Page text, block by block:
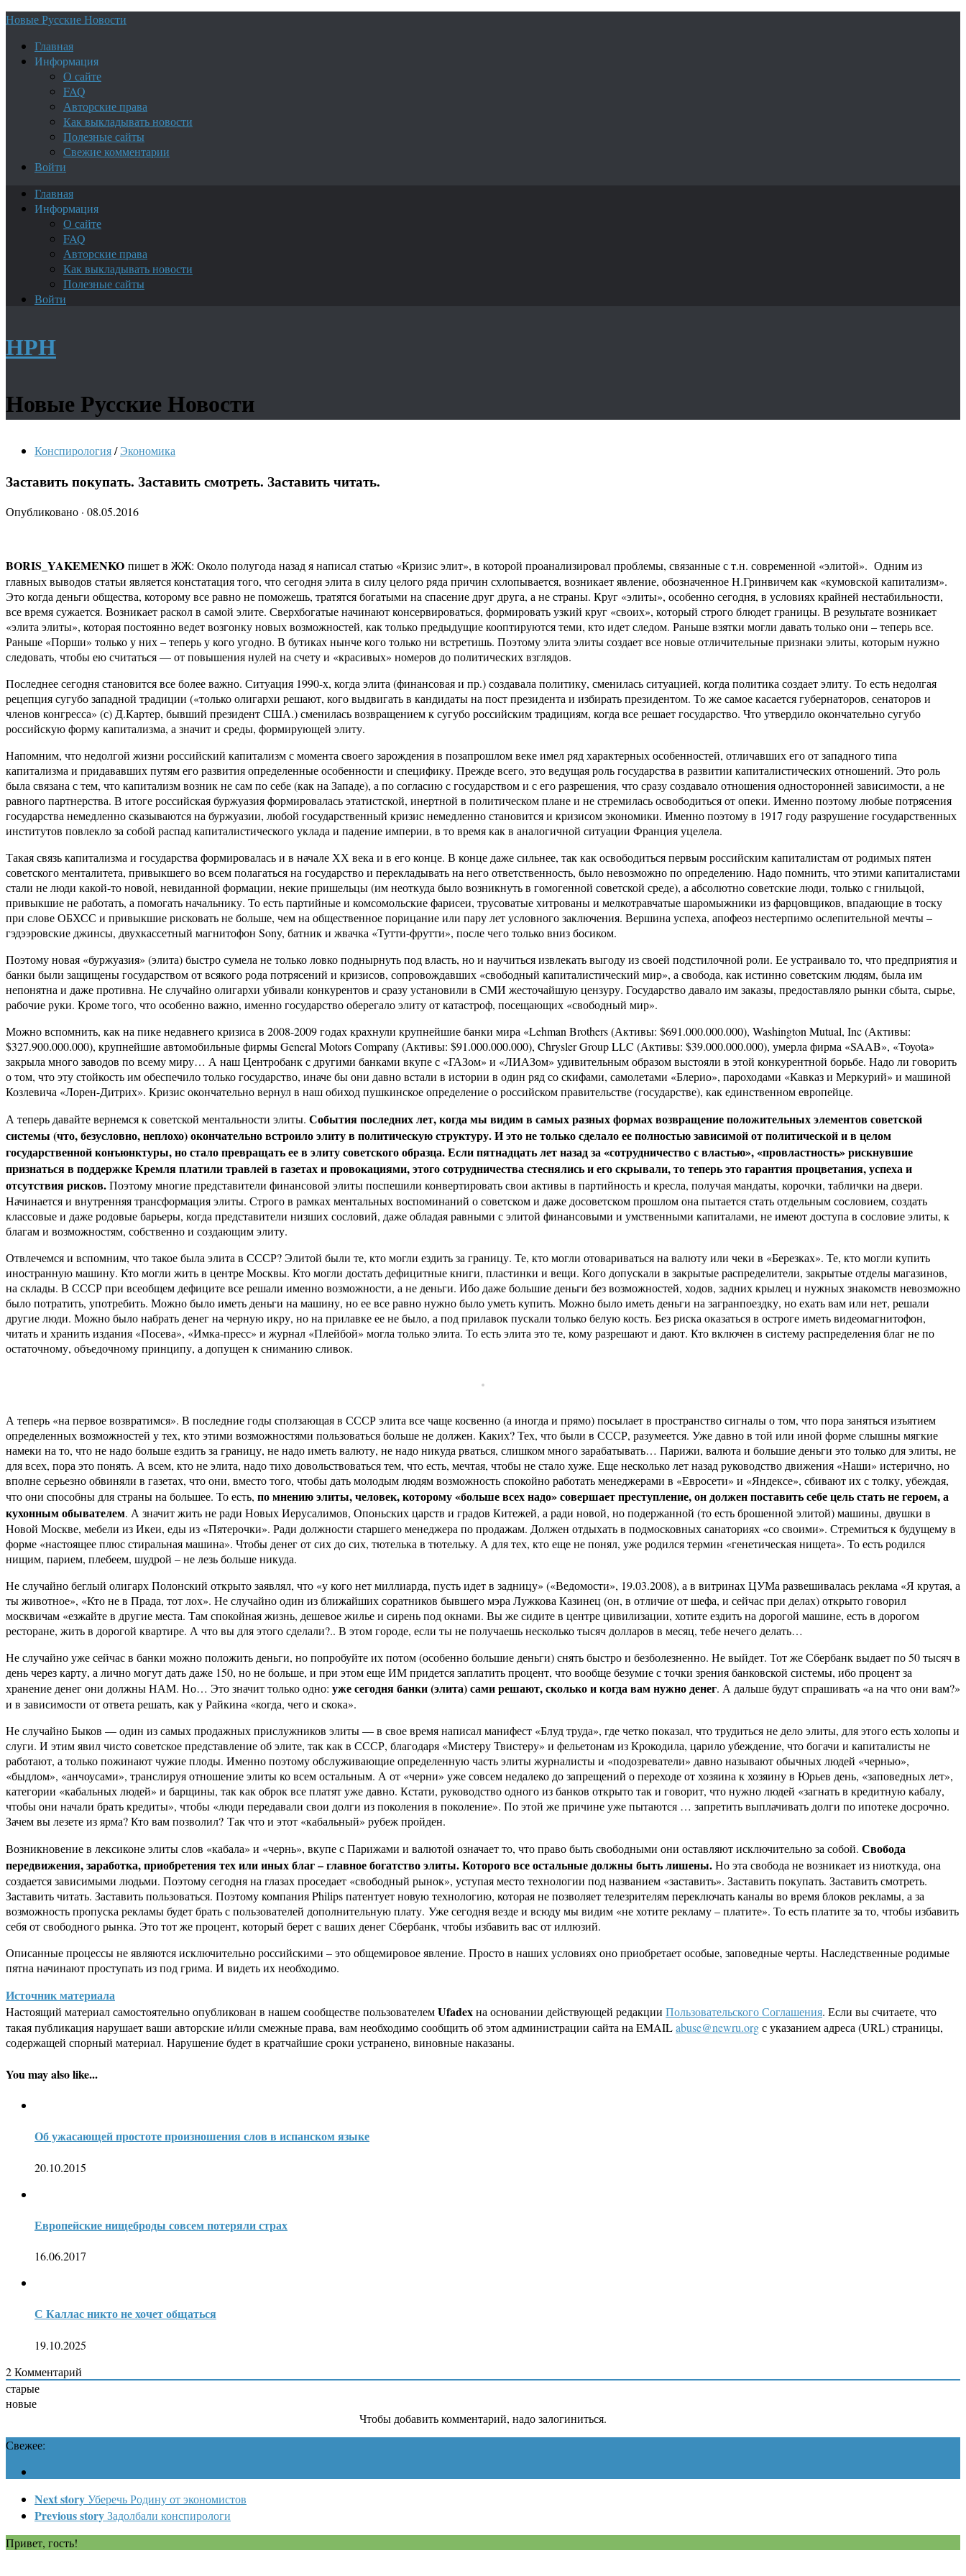
Новые Русские Новости
Главная
Информация
О сайте
FAQ
Авторские права
Как выкладывать новости
Полезные сайты
Свежие комментарии
Войти
Главная
Информация
О сайте
FAQ
Авторские права
Как выкладывать новости
Полезные сайты
Войти
НРН
Новые Русские Новости
Конспирология/ Экономика
Заставить покупать. Заставить смотреть. Заставить читать.
Опубликовано · 08.05.2016
BORIS_YAKEMENKO пишет в ЖЖ: Около полугода назад я написал статью «Кризис элит», в которой проанализировал проблемы, связанные с т.н. современной «элитой». Одним из
главных выводов статьи является констатация того, что сегодня элита в силу целого ряда причин схлопывается, возникает явление, обозначенное Н.Гринвичем как «кумовской капитализм».
Это когда деньги общества, которому все равно не поможешь, тратятся богатыми на спасение друг друга, а не страны. Круг «элиты», особенно сегодня, в условиях крайней нестабильности,
все время сужается. Возникает раскол в самой элите. Сверхбогатые начинают консервироваться, формировать узкий круг «своих», который строго блюдет границы. В результате возникает
«элита элиты», которая постоянно ведет возгонку новых возможностей, как только предыдущие кооптируются теми, кто идет следом. Раньше взятки могли давать только они – теперь все.
Раньше «Порши» только у них – теперь у кого угодно. В бутиках нынче кого только ни встретишь. Поэтому элита элиты создает все новые отличительные признаки элиты, которым нужно
следовать, чтобы ею считаться — от повышения нулей на счету и «красивых» номеров до политических взглядов.
Последнее сегодня становится все более важно. Ситуация 1990-х, когда элита (финансовая и пр.) создавала политику, сменилась ситуацией, когда политика создает элиту. То есть недолгая
рецепция сугубо западной традиции («только олигархи решают, кого выдвигать в кандидаты на пост президента и избирать президентом. То же самое касается губернаторов, сенаторов и
членов конгресса» (с) Д.Картер, бывший президент США.) сменилась возвращением к сугубо российским традициям, когда все решает государство. Что утвердило окончательно сугубо
российскую форму капитализма, а значит и среды, формирующей элиту.
Напомним, что недолгой жизни российский капитализм с момента своего зарождения в позапрошлом веке имел ряд характерных особенностей, отличавших его от западного типа
капитализма и придававших путям его развития определенные особенности и специфику. Прежде всего, это ведущая роль государства в развитии капиталистических отношений. Это роль
была связана с тем, что капитализм возник не сам по себе (как на Западе), а по согласию с государством и с его разрешения, что сразу создавало отношения односторонней зависимости, а не
равного партнерства. В итоге российская буржуазия формировалась этатистской, инертной в политическом плане и не стремилась освободиться от опеки. Именно поэтому любые потрясения
государства немедленно сказываются на буржуазии, любой государственный кризис немедленно становится и кризисом экономики. Именно поэтому в 1917 году разрушение государственных
институтов повлекло за собой распад капиталистического уклада и падение империи, в то время как в аналогичной ситуации Франция уцелела.
Такая связь капитализма и государства формировалась и в начале ХХ века и в его конце. В конце даже сильнее, так как освободиться первым российским капиталистам от родимых пятен
советского менталитета, привыкшего во всем полагаться на государство и перекладывать на него ответственность, было невозможно по определению. Надо помнить, что этими капиталистами
стали не люди какой-то новой, невиданной формации, некие пришельцы (им неоткуда было возникнуть в гомогенной советской среде), а абсолютно советские люди, только с гнильцой,
привыкшие не работать, а помогать начальнику. То есть партийные и комсомольские фарисеи, трусоватые хитрованы и мелкотравчатые шаромыжники из фарцовщиков, впадающие в тоску
при слове ОБХСС и привыкшие рисковать не больше, чем на общественное порицание или пару лет условного заключения. Вершина успеха, апофеоз нестерпимо ослепительной мечты –
гэдээровские джинсы, двухкассетный магнитофон Sony, батник и жвачка «Тутти-фрутти», после чего только вниз босиком.
Поэтому новая «буржуазия» (элита) быстро сумела не только ловко поднырнуть под власть, но и научиться извлекать выгоду из своей подстилочной роли. Ее устраивало то, что предприятия и
банки были защищены государством от всякого рода потрясений и кризисов, сопровождавших «свободный капиталистический мир», а свобода, как истинно советским людям, была им
непонятна и даже противна. Не случайно олигархи убивали конкурентов и сразу установили в СМИ жесточайшую цензуру. Государство давало им заказы, предоставляло рынки сбыта, сырье,
рабочие руки. Кроме того, что особенно важно, именно государство оберегало элиту от катастроф, посещающих «свободный мир».
Можно вспомнить, как на пике недавнего кризиса в 2008-2009 годах крахнули крупнейшие банки мира «Lehman Brothers (Активы: $691.000.000.000), Washington Mutual, Inc (Активы:
$327.900.000.000), крупнейшие автомобильные фирмы General Motors Company (Активы: $91.000.000.000), Chrysler Group LLC (Активы: $39.000.000.000), умерла фирма «SAAB», «Toyota»
закрыла много заводов по всему миру… А наш Центробанк с другими банками вкупе с «ГАЗом» и «ЛИАЗом» удивительным образом выстояли в этой конкурентной борьбе. Надо ли говорить
о том, что эту стойкость им обеспечило только государство, иначе бы они давно встали в истории в один ряд со скифами, самолетами «Блерио», пароходами «Кавказ и Меркурий» и машиной
Козлевича «Лорен-Дитрих». Кризис окончательно вернул в наш обиход пушкинское определение о российском правительстве (государстве), как единственном европейце.
А теперь давайте вернемся к советской ментальности элиты. События последних лет, когда мы видим в самых разных формах возвращение положительных элементов советской
системы (что, безусловно, неплохо) окончательно встроило элиту в политическую структуру. И это не только сделало ее полностью зависимой от политической и в целом
государственной конъюнктуры, но стало превращать ее в элиту советского образца. Если пятнадцать лет назад за «сотрудничество с властью», «провластность» рискнувшие
признаться в поддержке Кремля платили травлей в газетах и провокациями, этого сотрудничества стеснялись и его скрывали, то теперь это гарантия процветания, успеха и
отсутствия рисков.Поэтому многие представители финансовой элиты поспешили конвертировать свои активы в партийность и кресла, получая мандаты, корочки, таблички на двери.
Начинается и внутренняя трансформация элиты. Строго в рамках ментальных воспоминаний о советском и даже досоветском прошлом она пытается стать отдельным сословием, создать
классовые и даже родовые барьеры, когда представители низших сословий, даже обладая равными с элитой финансовыми и умственными капиталами, не имеют доступа в сословие элиты, к
благам и возможностям, собственно и создающим элиту.
Отвлечемся и вспомним, что такое была элита в СССР? Элитой были те, кто могли ездить за границу. Те, кто могли отовариваться на валюту или чеки в «Березках». Те, кто могли купить
иностранную машину. Кто могли жить в центре Москвы. Кто могли достать дефицитные книги, пластинки и вещи. Кого допускали в закрытые распределители, закрытые отделы магазинов,
на склады. В СССР при всеобщем дефиците все решали именно возможности, а не деньги. Ибо даже большие деньги без возможностей, ходов, задних крылец и нужных знакомств невозможно
было потратить, употребить. Можно было иметь деньги на машину, но ее все равно нужно было уметь купить. Можно было иметь деньги на загранпоездку, но ехать вам или нет, решали
другие люди. Можно было набрать денег на черную икру, но на прилавке ее не было, а под прилавок пускали только белую кость. Без риска оказаться в остроге иметь видеомагнитофон,
читать и хранить издания «Посева», «Имка-пресс» и журнал «Плейбой» могла только элита. То есть элита это те, кому разрешают и дают. Кто включен в систему распределения благ не по
остаточному, объедочному принципу, а допущен к сниманию сливок.
А теперь «на первое возвратимся». В последние годы сползающая в СССР элита все чаще косвенно (а иногда и прямо) посылает в пространство сигналы о том, что пора заняться изъятием
определенных возможностей у тех, кто этими возможностями пользоваться больше не должен. Каких? Тех, что были в СССР, разумеется. Уже давно в той или иной форме слышны мягкие
намеки на то, что не надо больше ездить за границу, не надо иметь валюту, не надо никуда рваться, слишком много зарабатывать… Парижи, валюта и большие деньги это только для элиты, не
для всех, пора это понять. А всем, кто не элита, надо тихо довольствоваться тем, что есть, мечтая, чтобы не стало хуже. Еще несколько лет назад руководство движения «Наши» истерично, но
вполне серьезно обвиняли в газетах, что они, вместо того, чтобы дать молодым людям возможность спокойно работать менеджерами в «Евросети» и «Яндексе», сбивают их с толку, убеждая,
что они способны для страны на большее. То есть, по мнению элиты, человек, которому «больше всех надо» совершает преступление, он должен поставить себе цель стать не героем, а
кухонным обывателем. А значит жить не ради Новых Иерусалимов, Опоньских царств и градов Китежей, а ради новой, но подержанной (то есть брошенной элитой) машины, двушки в
Новой Москве, мебели из Икеи, еды из «Пятерочки». Ради должности старшего менеджера по продажам. Должен отдыхать в подмосковных санаториях «со своими». Стремиться к будущему в
форме «настоящее плюс стиральная машина». Чтобы денег от сих до сих, тютелька в тютельку. А для тех, кто еще не понял, уже родился термин «генетическая нищета». То есть родился
нищим, парием, плебеем, шудрой – не лезь больше никуда.
Не случайно беглый олигарх Полонский открыто заявлял, что «у кого нет миллиарда, пусть идет в задницу» («Ведомости», 19.03.2008), а в витринах ЦУМа развешивалась реклама «Я крутая, а
ты животное», «Кто не в Прада, тот лох». Не случайно один из ближайших соратников бывшего мэра Лужкова Казинец (он, в отличие от шефа, и сейчас при делах) открыто говорил
москвичам «езжайте в другие места. Там спокойная жизнь, дешевое жилье и сирень под окнами. Вы же сидите в центре цивилизации, хотите ездить на дорогой машине, есть в дорогом
ресторане, жить в дорогой квартире. А что вы для этого сделали?.. В этом городе, если ты не получаешь несколько тысяч долларов в месяц, тебе нечего делать…
Не случайно уже сейчас в банки можно положить деньги, но попробуйте их потом (особенно большие деньги) снять быстро и безболезненно. Не выйдет. Тот же Сбербанк выдает по 50 тысяч в
день через карту, а лично могут дать даже 150, но не больше, и при этом еще ИМ придется заплатить процент, что вообще безумие с точки зрения банковской системы, ибо процент за
хранение денег они должны НАМ. Но… Это значит только одно: уже сегодня банки (элита) сами решают, сколько и когда вам нужно денег. А дальше будут спрашивать «а на что они вам?»
и в зависимости от ответа решать, как у Райкина «когда, чего и скока».
Не случайно Быков — один из самых продажных прислужников элиты — в свое время написал манифест «Блуд труда», где четко показал, что трудиться не дело элиты, для этого есть холопы и
слуги. И этим явил чисто советское представление об элите, так как в СССР, благодаря «Мистеру Твистеру» и фельетонам из Крокодила, царило убеждение, что богачи и капиталисты не
работают, а только пожинают чужие плоды. Именно поэтому обслуживающие определенную часть элиты журналисты и «подозреватели» давно называют обычных людей «чернью»,
«быдлом», «анчоусами», транслируя отношение элиты ко всем остальным. А от «черни» уже совсем недалеко до запрещений о переходе от хозяина к хозяину в Юрьев день, «заповедных лет»,
категории «кабальных людей» и барщины, так как оброк все платят уже давно. Кстати, руководство одного из банков открыто так и говорит, что нужно людей «загнать в кредитную кабалу,
чтобы они начали брать кредиты», чтобы «люди передавали свои долги из поколения в поколение». По этой же причине уже пытаются … запретить выплачивать долги по ипотеке досрочно.
Зачем вы лезете из ярма? Кто вам позволил? Так что и этот «кабальный» рубеж пройден.
Возникновение в лексиконе элиты слов «кабала» и «чернь», вкупе с Парижами и валютой означает то, что право быть свободными они оставляют исключительно за собой. Свобода
передвижения, заработка, приобретения тех или иных благ – главное богатство элиты. Которого все остальные должны быть лишены.Но эта свобода не возникает из ниоткуда, она
создается зависимыми людьми. Поэтому сегодня на глазах проседает «свободный рынок», уступая место технологии под названием «заставить». Заставить покупать. Заставить смотреть.
Заставить читать. Заставить пользоваться. Поэтому компания Philips патентует новую технологию, которая не позволяет телезрителям переключать каналы во время блоков рекламы, а за
возможность пропуска рекламы будет брать с пользователей дополнительную плату. Уже сегодня везде и всюду мы видим «не хотите рекламу – платите». То есть платите за то, чтобы избавить
себя от свободного рынка. Это тот же процент, который берет с ваших денег Сбербанк, чтобы избавить вас от иллюзий.
Описанные процессы не являются исключительно российскими – это общемировое явление. Просто в наших условиях оно приобретает особые, заповедные черты. Наследственные родимые
пятна начинают проступать из под грима. И видеть их необходимо.
Источник материала
Настоящий материал самостоятельно опубликован в нашем сообществе пользователемUfadexна основании действующей редакции Пользовательского Соглашения. Если вы считаете, что
такая публикация нарушает ваши авторские и/или смежные права, вам необходимо сообщить об этом администрации сайта на EMAILabuse@newru.orgс указанием адреса (URL) страницы,
содержащей спорный материал. Нарушение будет в кратчайшие сроки устранено, виновные наказаны.
You may also like...
Об ужасающей простоте произношения слов в испанском языке
20.10.2015
Европейские нищеброды совсем потеряли страх
16.06.2017
С Каллас никто не хочет общаться
19.10.2025
2Комментарий
старые
новые
Чтобы добавить комментарий, надо залогиниться.
Свежее:
Next storyУберечь Родину от экономистов
Previous storyЗадолбали конспирологи
Привет, гость!